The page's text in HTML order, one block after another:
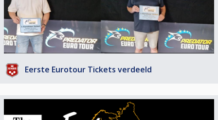
Prijzengeld (bij vol veld):
1e € 350,- + Eurotourticket twv € 200,-
2e € 250,- + Eurotourticket twv € 200,-
3e € 200,-
5e € 115,-
9e € 67,5,-
Eerste Eurotour Tickets verdeeld